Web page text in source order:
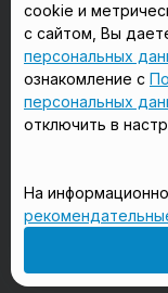
в Красногорске
в Домодедово
Мы в соцсетях
cookie и
с сайтом, Вы
персональных
ознакомление с
персональных
отключить в
На